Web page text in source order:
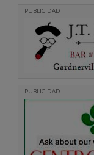
PUBLICIDAD
PUBLICIDAD